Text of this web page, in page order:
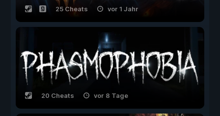
25 Cheats vor 1 Jahr
20 Cheats vor 8 Tage